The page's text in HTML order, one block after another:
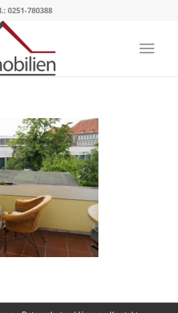
0251-780388